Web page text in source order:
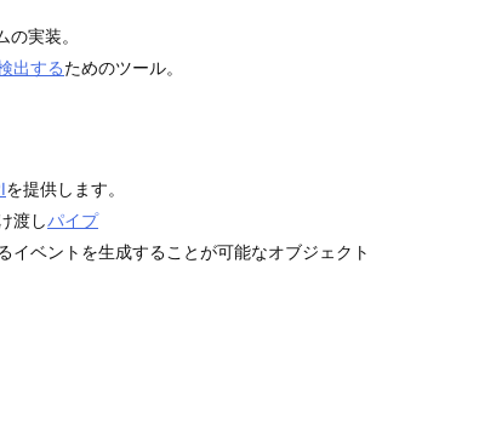
実装。
出するためのツール。
を提供します。
渡しパイプ
イベントを生成することが可能なオブジェクト